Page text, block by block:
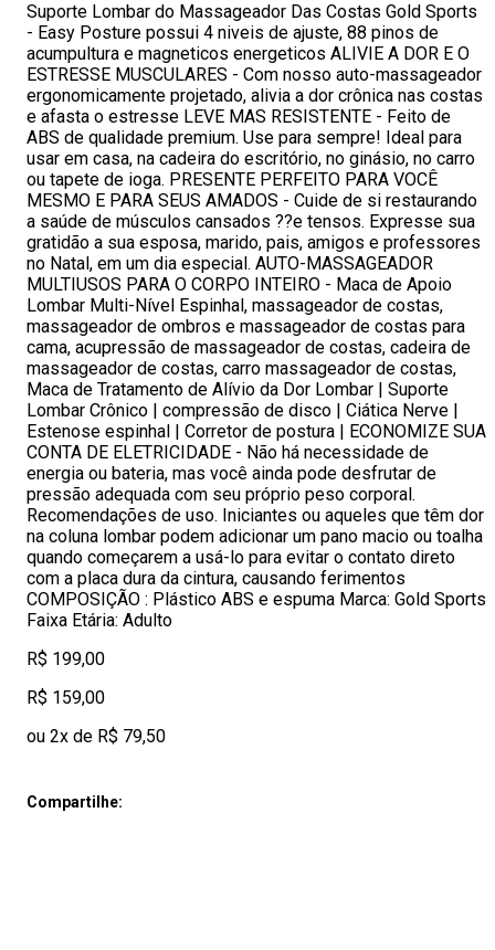
Suporte Lombar do Massageador Das Costas Gold Sports
- Easy Posture possui 4 niveis de ajuste, 88 pinos de
acumpultura e magneticos energeticos ALIVIE A DOR E O
ESTRESSE MUSCULARES - Com nosso auto-massageador
ergonomicamente projetado, alivia a dor crônica nas costas
e afasta o estresse LEVE MAS RESISTENTE - Feito de
ABS de qualidade premium. Use para sempre! Ideal para
usar em casa, na cadeira do escritório, no ginásio, no carro
ou tapete de ioga. PRESENTE PERFEITO PARA VOCÊ
MESMO E PARA SEUS AMADOS - Cuide de si restaurando
a saúde de músculos cansados ??e tensos. Expresse sua
gratidão a sua esposa, marido, pais, amigos e professores
no Natal, em um dia especial. AUTO-MASSAGEADOR
MULTIUSOS PARA O CORPO INTEIRO - Maca de Apoio
Lombar Multi-Nível Espinhal, massageador de costas,
massageador de ombros e massageador de costas para
cama, acupressão de massageador de costas, cadeira de
massageador de costas, carro massageador de costas,
Maca de Tratamento de Alívio da Dor Lombar | Suporte
Lombar Crônico | compressão de disco | Ciática Nerve |
Estenose espinhal | Corretor de postura | ECONOMIZE SUA
CONTA DE ELETRICIDADE - Não há necessidade de
energia ou bateria, mas você ainda pode desfrutar de
pressão adequada com seu próprio peso corporal.
Recomendações de uso. Iniciantes ou aqueles que têm dor
na coluna lombar podem adicionar um pano macio ou toalha
quando começarem a usá-lo para evitar o contato direto
com a placa dura da cintura, causando ferimentos
COMPOSIÇÃO : Plástico ABS e espuma Marca: Gold Sports
Faixa Etária: Adulto
R$ 199,00
R$ 159,00
ou 2x de R$ 79,50
Compartilhe: